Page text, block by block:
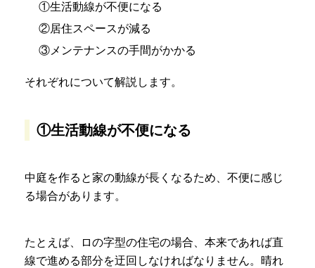
①生活動線が不便になる
②居住スペースが減る
③メンテナンスの手間がかかる
それぞれについて解説します。
①生活動線が不便になる
中庭を作ると家の動線が長くなるため、不便に感じ
る場合があります。
たとえば、ロの字型の住宅の場合、本来であれば直
線で進める部分を迂回しなければなりません。晴れ